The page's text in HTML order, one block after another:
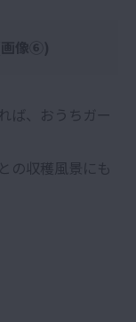
画像⑥)
ば、おうちガー
の収穫風景にも